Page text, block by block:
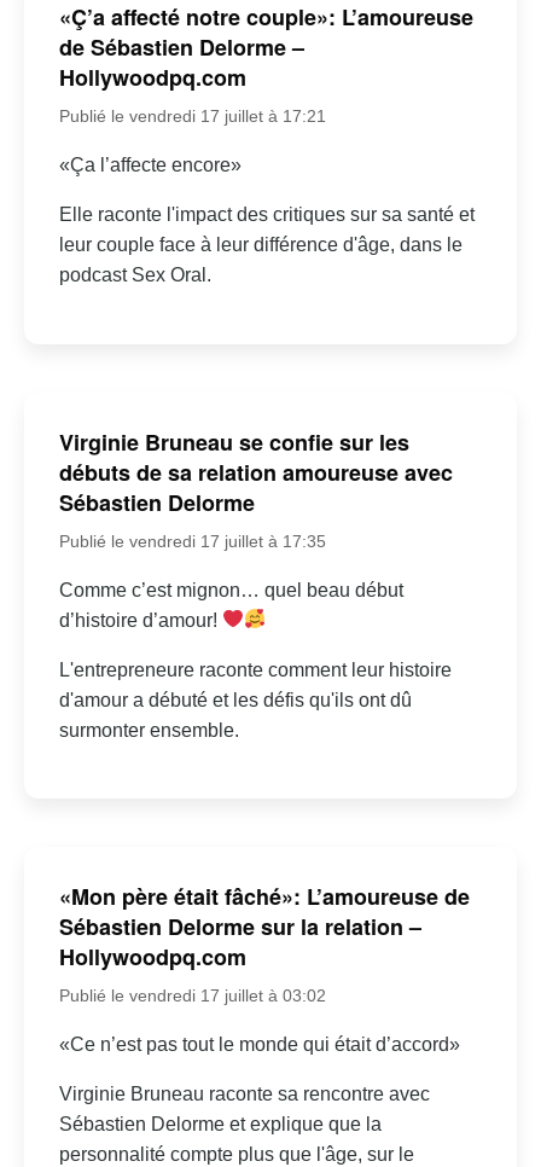
«Ç’a affecté notre couple»: L’amoureuse
de Sébastien Delorme –
Hollywoodpq.com
Publié le vendredi 17 juillet à 17:21
«Ça l’affecte encore»
Elle raconte l'impact des critiques sur sa santé et
leur couple face à leur différence d'âge, dans le
podcast Sex Oral.
Virginie Bruneau se confie sur les
débuts de sa relation amoureuse avec
Sébastien Delorme
Publié le vendredi 17 juillet à 17:35
Comme c’est mignon… quel beau début
d’histoire d’amour!
L'entrepreneure raconte comment leur histoire
d'amour a débuté et les défis qu'ils ont dû
surmonter ensemble.
«Mon père était fâché»: L’amoureuse de
Sébastien Delorme sur la relation –
Hollywoodpq.com
Publié le vendredi 17 juillet à 03:02
«Ce n’est pas tout le monde qui était d’accord»
Virginie Bruneau raconte sa rencontre avec
Sébastien Delorme et explique que la
personnalité compte plus que l'âge, sur le